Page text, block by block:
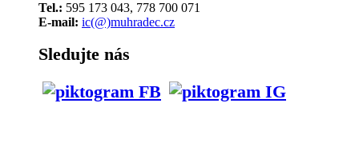
Tel.: 595 173 043, 778 700 071
E-mail: ic(@)muhradec.cz
Sledujte nás